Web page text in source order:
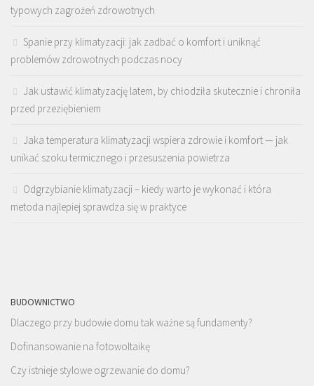
typowych zagrożeń zdrowotnych
Spanie przy klimatyzacji: jak zadbać o komfort i uniknąć
problemów zdrowotnych podczas nocy
Jak ustawić klimatyzację latem, by chłodziła skutecznie i chroniła
przed przeziębieniem
Jaka temperatura klimatyzacji wspiera zdrowie i komfort — jak
unikać szoku termicznego i przesuszenia powietrza
Odgrzybianie klimatyzacji – kiedy warto je wykonać i która
metoda najlepiej sprawdza się w praktyce
BUDOWNICTWO
Dlaczego przy budowie domu tak ważne są fundamenty?
Dofinansowanie na fotowoltaikę
Czy istnieje stylowe ogrzewanie do domu?